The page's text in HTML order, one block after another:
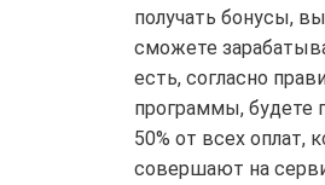
получать бонусы, вы
сможете
есть, согласно
программы, будете
50% от всех оплат,
совершают на